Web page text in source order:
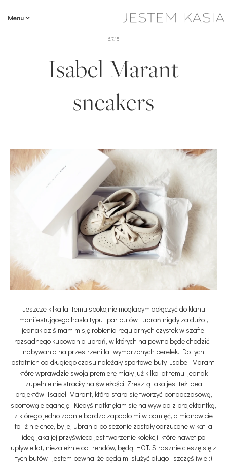
Menu
6.7.15
Isabel Marant
sneakers
Jeszcze kilka lat temu spokojnie mogłabym dołączyć do klanu
manifestującego hasła typu "par butów i ubrań nigdy za dużo",
jednak dziś mam misję robienia regularnych czystek w szafie,
rozsądnego kupowania ubrań, w których na pewno będę chodzić i
nabywania na przestrzeni lat wymarzonych perełek. Do tych
ostatnich od długiego czasu należały sportowe buty Isabel Marant,
które wprawdzie swoją premierę miały już kilka lat temu, jednak
zupełnie nie straciły na świeżości. Zresztą taka jest też idea
projektów Isabel Marant, która stara się tworzyć ponadczasową,
sportową elegancję. Kiedyś natknęłam się na wywiad z projektantką,
z którego jedno zdanie bardzo zapadło mi w pamięć, a mianowicie
to, iż nie chce, by jej ubrania po sezonie zostały odrzucone w kąt, a
ideą jaka jej przyświeca jest tworzenie kolekcji, które nawet po
upływie lat, niezależnie od trendów, będą HOT. Strasznie cieszę się z
tych butów i jestem pewna, że będą mi służyć długo i szczęśliwie :)